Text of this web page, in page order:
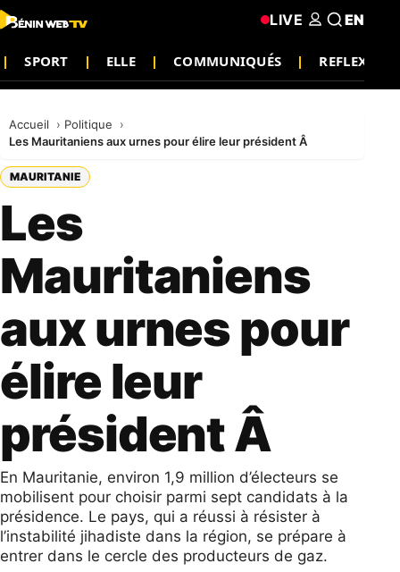
SPORT ELLE COMMUNIQUÉS REFLEXION
LIVE EN
Accueil
Politique
Les Mauritaniens aux urnes pour élire leur président Â
MAURITANIE
Les
Mauritaniens
aux urnes pour
élire leur
président Â
En Mauritanie, environ 1,9 million d’électeurs se
mobilisent pour choisir parmi sept candidats à la
présidence. Le pays, qui a réussi à résister à
l’instabilité jihadiste dans la région, se prépare à
entrer dans le cercle des producteurs de gaz.